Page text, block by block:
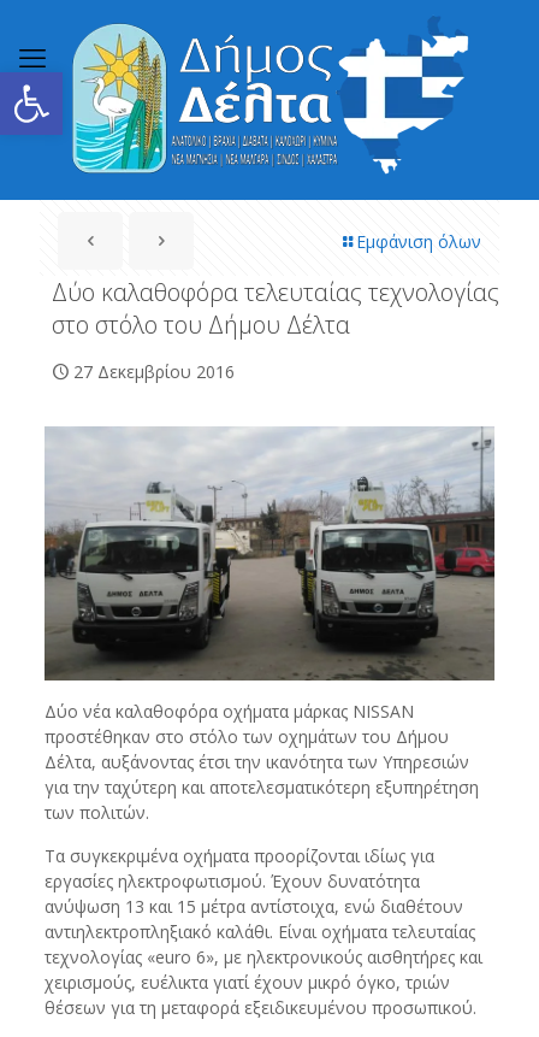
Ανοίξτε τη γραμμή εργαλείων
Εμφάνιση όλων
Δύο καλαθοφόρα τελευταίας τεχνολογίας
στο στόλο του Δήμου Δέλτα
27 Δεκεμβρίου 2016
Δύο νέα καλαθοφόρα οχήματα μάρκας NISSAN
προστέθηκαν στο στόλο των οχημάτων του Δήμου
Δέλτα, αυξάνοντας έτσι την ικανότητα των Υπηρεσιών
για την ταχύτερη και αποτελεσματικότερη εξυπηρέτηση
των πολιτών.
Τα συγκεκριμένα οχήματα προορίζονται ιδίως για
εργασίες ηλεκτροφωτισμού. Έχουν δυνατότητα
ανύψωση 13 και 15 μέτρα αντίστοιχα, ενώ διαθέτουν
αντιηλεκτροπληξιακό καλάθι. Είναι οχήματα τελευταίας
τεχνολογίας «euro 6», με ηλεκτρονικούς αισθητήρες και
χειρισμούς, ευέλικτα γιατί έχουν μικρό όγκο, τριών
θέσεων για τη μεταφορά εξειδικευμένου προσωπικού.